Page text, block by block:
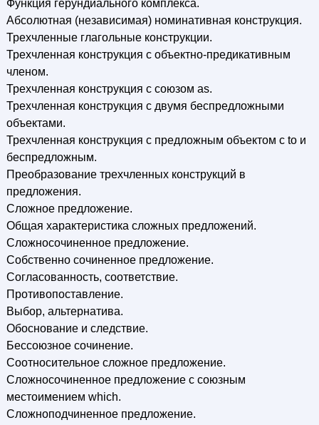
Функция герундиального комплекса.
Абсолютная (независимая) номинативная конструкция.
Трехчленные глагольные конструкции.
Трехчленная конструкция с объектно-предикативным
членом.
Трехчленная конструкция с союзом as.
Трехчленная конструкция с двумя беспредложными
объектами.
Трехчленная конструкция с предложным объектом с to и
беспредложным.
Преобразование трехчленных конструкций в
предложения.
Сложное предложение.
Общая характеристика сложных предложений.
Сложносочиненное предложение.
Собственно сочиненное предложение.
Согласованность, соответствие.
Противопоставление.
Выбор, альтернатива.
Обоснование и следствие.
Бессоюзное сочинение.
Соотносительное сложное предложение.
Сложносочиненное предложение с союзным
местоимением which.
Сложноподчиненное предложение.